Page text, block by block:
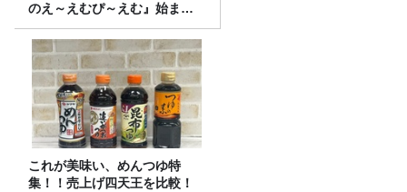
のえ～えむぴ～えむ』始まり
ます
これが美味い、めんつゆ特
集！！売上げ四天王を比較！